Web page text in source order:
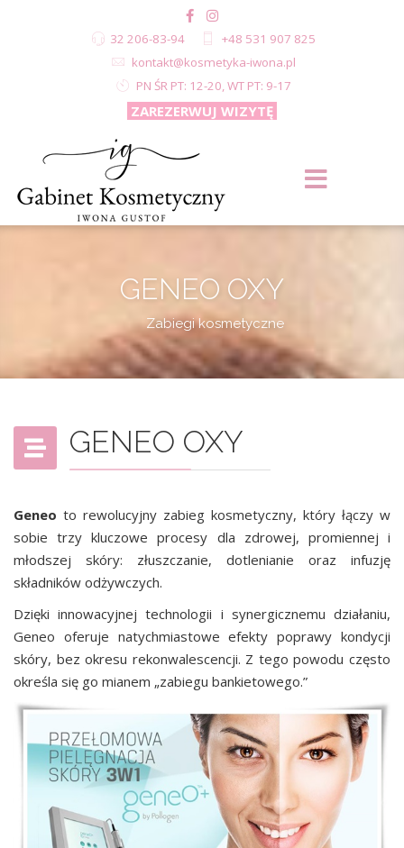
32 206-83-94
+48 531 907 825
kontakt@kosmetyka-iwona.pl
PN ŚR PT: 12-20, WT PT: 9-17
ZAREZERWUJ WIZYTĘ
GENEO OXY
Zabiegi kosmetyczne
GENEO OXY
Geneo to rewolucyjny zabieg kosmetyczny, który łączy w
sobie trzy kluczowe procesy dla zdrowej, promiennej i
młodszej skóry: złuszczanie, dotlenianie oraz infuzję
składników odżywczych.
Dzięki innowacyjnej technologii i synergicznemu działaniu,
Geneo oferuje natychmiastowe efekty poprawy kondycji
skóry, bez okresu rekonwalescencji. Z tego powodu często
określa się go mianem „zabiegu bankietowego.”